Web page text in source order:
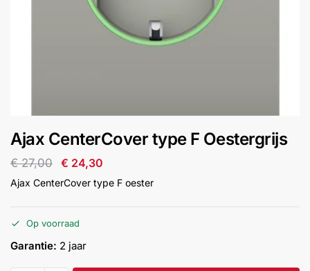
&
Intercom
Inbraakbeveiliging
Ajax CenterCover type F Oestergrijs
€27,00 € 24,30
Ajax CenterCover type F oester
Op voorraad
Garantie: 2 jaar